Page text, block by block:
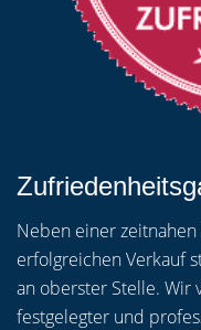
Neben einer
erfolgreichen Verkauf
an oberster Stelle. Wir
festgelegter und